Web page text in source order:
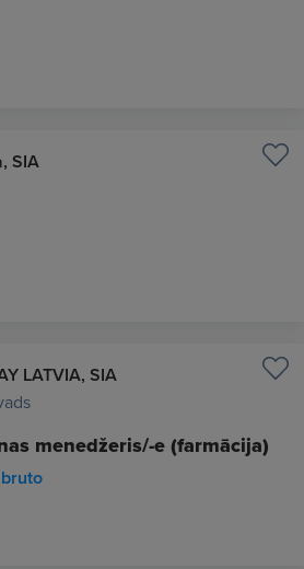
SIA
LATVIA, SIA
menedžeris/-e (farmācija)